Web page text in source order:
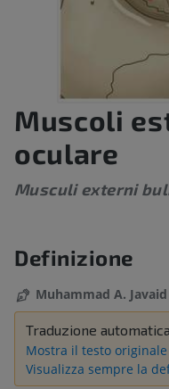
Muscoli
oculare
Musculi externi
Definizione
Muhammad A. Javaid
Traduzione automatica
Mostra il testo originale
Visualizza sempre la